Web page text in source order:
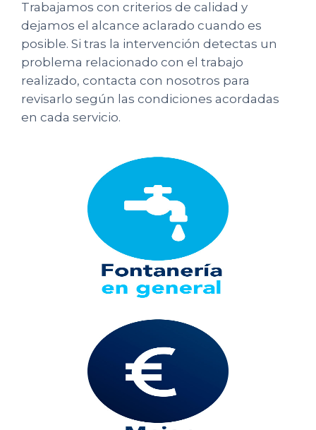
Trabajamos con criterios de calidad y
dejamos el alcance aclarado cuando es
posible. Si tras la intervención detectas un
problema relacionado con el trabajo
realizado, contacta con nosotros para
revisarlo según las condiciones acordadas
en cada servicio.